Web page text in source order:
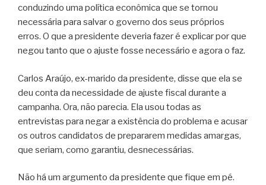
conduzindo uma política econômica que se tornou
necessária para salvar o governo dos seus próprios
erros. O que a presidente deveria fazer é explicar por que
negou tanto que o ajuste fosse necessário e agora o faz.
Carlos Araújo, ex-marido da presidente, disse que ela se
deu conta da necessidade de ajuste fiscal durante a
campanha. Ora, não parecia. Ela usou todas as
entrevistas para negar a existência do problema e acusar
os outros candidatos de prepararem medidas amargas,
que seriam, como garantiu, desnecessárias.
Não há um argumento da presidente que fique em pé.